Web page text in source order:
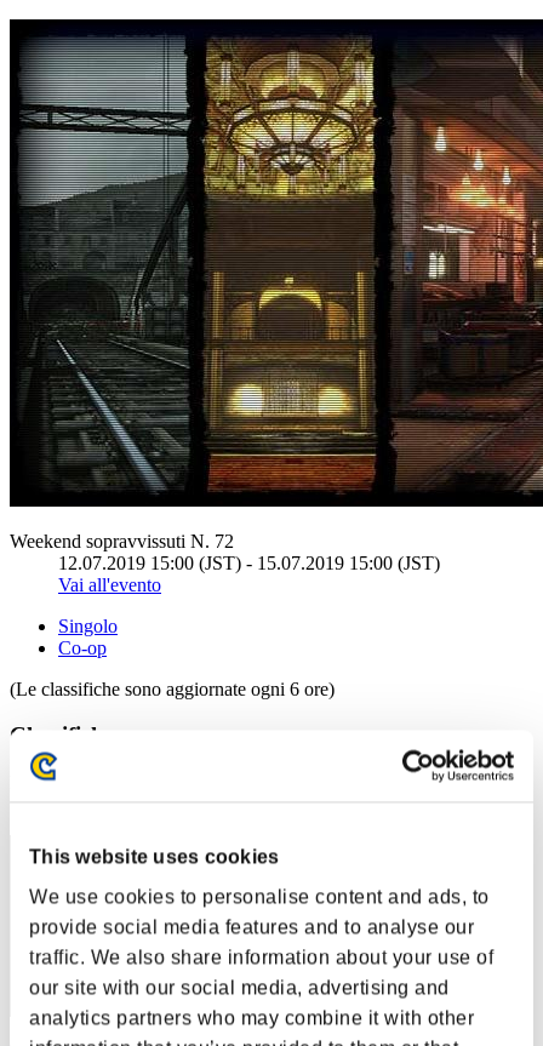
This website uses cookies
We use cookies to personalise content and ads, to
provide social media features and to analyse our
traffic. We also share information about your use of
our site with our social media, advertising and
analytics partners who may combine it with other
Weekend sopravvissuti N. 72
12.07.2019 15:00 (JST) - 15.07.2019 15:00 (JST)
Vai all'evento
Singolo
Co-op
(Le classifiche sono aggiornate ogni 6 ore)
Classifiche
Posizione
1